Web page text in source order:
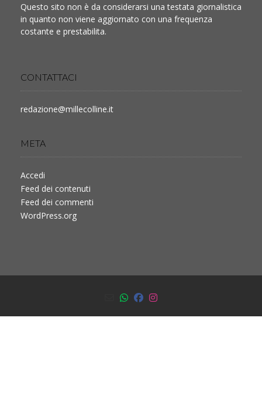
Questo sito non è da considerarsi una testata giornalistica
in quanto non viene aggiornato con una frequenza
costante e prestabilita.
CONTATTACI
redazione@millecolline.it
META
Accedi
Feed dei contenuti
Feed dei commenti
WordPress.org